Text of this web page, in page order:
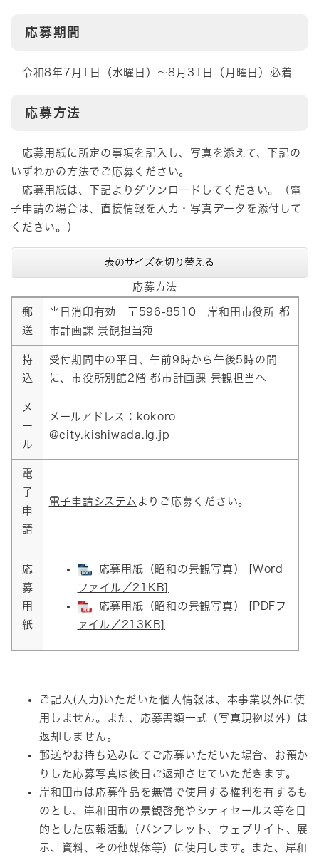
応募期間
令和8年7月1日（水曜日）～8月31日（月曜日）必着
応募方法
応募用紙に所定の事項を記入し、写真を添えて、下記の
いずれかの方法でご応募ください。
​ 応募用紙は、下記よりダウンロードしてください。（電
子申請の場合は、直接情報を入力・写真データを添付して
ください。）
表のサイズを切り替える
応募方法
郵
送
当日消印有効 〒596-8510 岸和田市役所 都
市計画課 景観担当宛
持
込
受付期間中の平日、午前9時から午後5時の間
に、市役所別館2階 都市計画課 景観担当へ
メ
ー
ル
メールアドレス：kokoro
@city.kishiwada.lg.jp
電
子
申
請
電子申請システム よりご応募ください。
応
募
用
紙
応募用紙（昭和の景観写真） [Word
ファイル／21KB]
応募用紙（昭和の景観写真） [PDFフ
ァイル／213KB]
ご記入(入力)いただいた個人情報は、本事業以外に使
用しません。また、応募書類一式（写真現物以外）は
返却しません。
郵送やお持ち込みにてご応募いただいた場合、お預か
りした応募写真は後日ご返却させていただきます。
岸和田市は応募作品を無償で使用する権利を有するも
のとし、岸和田市の景観啓発やシティセールス等を目
的とした広報活動（パンフレット、ウェブサイト、展
示、資料、その他媒体等）に使用します。また、岸和